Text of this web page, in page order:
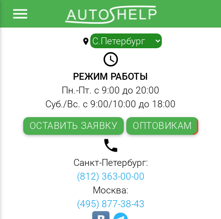
menu
location_on ▼
query_builder
РЕЖИМ РАБОТЫ
Пн.-Пт. с 9:00 до 20:00
Суб./Вс. с 9:00/10:00 до 18:00
ОСТАВИТЬ ЗАЯВКУ
ОПТОВИКАМ
local_phone
Санкт-Петербург:
(812) 363-00-00
Москва:
(495) 877-38-43